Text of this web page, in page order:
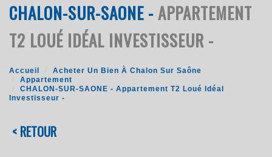
CHALON-SUR-SAONE -APPARTEMENT
T2 LOUÉ IDÉAL INVESTISSEUR -
Accueil
Acheter Un Bien À Chalon Sur Saône
Appartement
CHALON-SUR-SAONE - Appartement T2 Loué Idéal
Investisseur -
< RETOUR